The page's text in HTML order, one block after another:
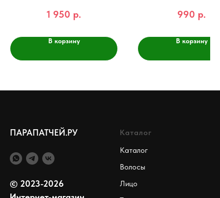
1 950 р.
В корзину
990 р.
В корзину
ПАРАПАТЧЕЙ.РУ
© 2023-2026
Каталог
Каталог
Волосы
Лицо